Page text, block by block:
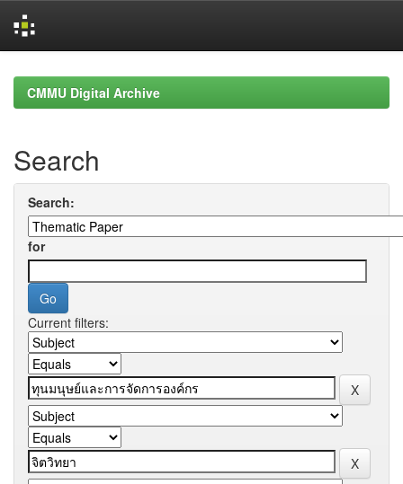
navigationCMMU Digital Archive
Search
Search:
for
Current filters: